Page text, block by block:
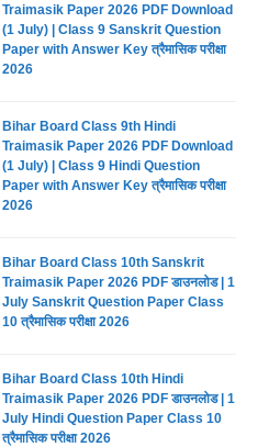
Traimasik Paper 2026 PDF Download
(1 July) | Class 9 Sanskrit Question
Paper with Answer Key त्रैमासिक परीक्षा
2026
Bihar Board Class 9th Hindi
Traimasik Paper 2026 PDF Download
(1 July) | Class 9 Hindi Question
Paper with Answer Key त्रैमासिक परीक्षा
2026
Bihar Board Class 10th Sanskrit
Traimasik Paper 2026 PDF डाउनलोड | 1
July Sanskrit Question Paper Class
10 त्रैमासिक परीक्षा 2026
Bihar Board Class 10th Hindi
Traimasik Paper 2026 PDF डाउनलोड | 1
July Hindi Question Paper Class 10
त्रैमासिक परीक्षा 2026